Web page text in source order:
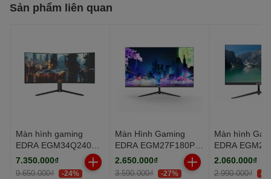
Tấm nền: IPS
Tốc độ phản hồi: 1ms (OD)
Tần số quét: 180Hz
Độ phân giải: 2560x1440 px
Sản phẩm liên quan
Màn hình gaming
EDRA EGM34Q240PR
34 inch WQHD
7.350.000₫
9.650.000₫ -24%
Màn Hình Gaming
EDRA EGM27F180PV
(27.0 inch - FHD - IPS
- 180Hz - 0.5ms)
2.650.000₫
3.590.000₫ -27%
Màn hình
EDRA
27 inch
2.060.000₫
2.990.000₫ -